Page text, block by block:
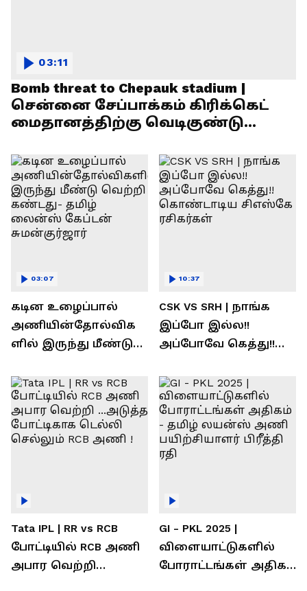
Bomb threat to Chepauk stadium |
சென்னை சேப்பாக்கம் கிரிக்கெட்
மைதானத்திற்கு வெடிகுண்டு
03:11
கடின உழைப்பால்
அணியின்தோல்விக
ளில் இருந்து மீண்டு
தமிழ் லைன்ஸ்
கேப்டன் சுமன்குர்ஜார்
03:07
CSK VS SRH | நாங்க
இப்போ இல்ல!!
அப்போவே கெத்து!!
சிஎஸ்கே ரசிகர்கள்
10:37
Tata IPL | RR vs RCB
போட்டியில் RCB அணி
அபார வெற்றி
GI - PKL 2025 |
விளையாட்டுகளில்
போராட்டங்கள் அதிகம்